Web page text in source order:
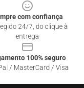
com confiança
24/7, do clique à
entrega
100% seguro
/ MasterCard / Visa